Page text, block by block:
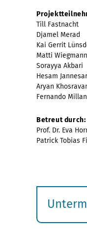
Till Fastnacht
Djamel Merad
Kai Gerrit
Matti Wiegmann
Sorayya Akbari
Hesam Jannesar
Aryan
Fernando Millan
Betreut durch:
Prof. Dr. Eva
Patrick Tobias